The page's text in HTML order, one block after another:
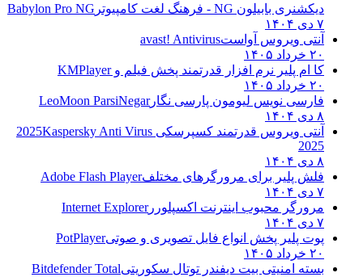
دیکشنری بابیلون NG - فرهنگ لغت کامپیوتر
Babylon Pro NG
۷ دی ۱۴۰۴
آنتی ویروس آواستavast! Antivirus
۲۰ خرداد ۱۴۰۵
کا ام پلیر نرم افزار قدرتمند پخش فیلم وKMPlayer
۲۰ خرداد ۱۴۰۵
فارسی نویس لیومون پارسی نگارLeoMoon ParsiNegar
۸ دی ۱۴۰۴
آنتی ویروس قدرتمند کسپرسکی 2025 Kaspersky Anti Virus
2025
۸ دی ۱۴۰۴
فلش پلیر برای مرورگرهای مختلفAdobe Flash Player
۷ دی ۱۴۰۴
مرورگر محبوب اینترنت اکسپلوررInternet Explorer
۷ دی ۱۴۰۴
پوت پلیر پخش انواع فایل تصویری و صوتیPotPlayer
۲۰ خرداد ۱۴۰۵
بسته امنیتی بیت دیفندر توتال سکوریتیBitdefender Total